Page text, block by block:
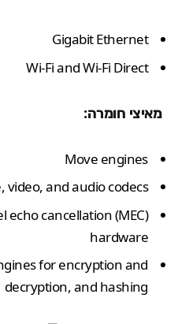
Gigabit Ethernet
Wi-Fi and Wi-Fi Direct
מאיצי חומרה:
Move engines
video, and audio codecs
echo cancellation (MEC)
hardware
for encryption and
decryption, and hashing